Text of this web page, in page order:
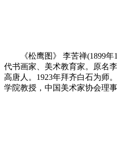
《松鹰图》 李苦禅(1899年
代书画家、美术教育家。原名
高唐人。1923年拜齐白石为师
学院教授，中国美术家协会理